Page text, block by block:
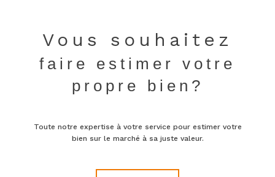
Vous souhaitez
faire estimer votre
propre bien?
Toute notre expertise à votre service pour estimer votre
bien sur le marché à sa juste valeur.